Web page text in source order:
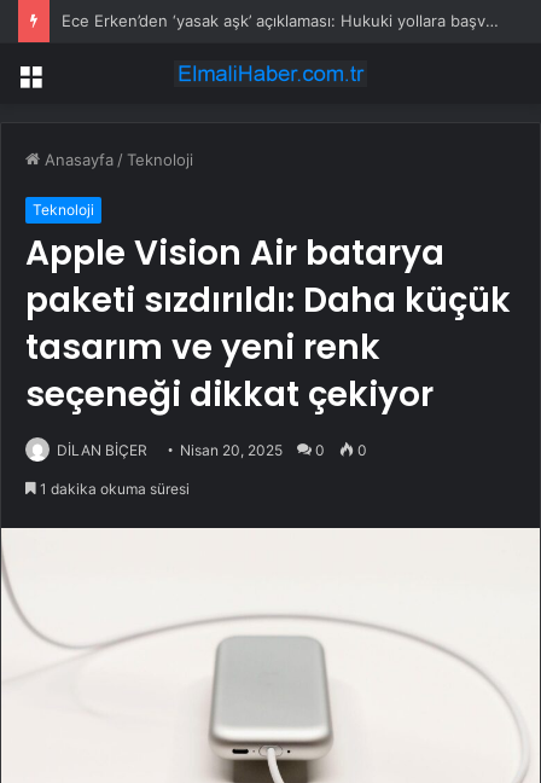
Ece Erken’den ‘yasak aşk’ açıklaması: Hukuki yollara başvuruyor
Menü
Anasayfa /Teknoloji
Teknoloji
Apple Vision Air batarya
paketi sızdırıldı: Daha küçük
tasarım ve yeni renk
seçeneği dikkat çekiyor
DİLAN BİÇER Nisan 20, 2025 0 0
1 dakika okuma süresi